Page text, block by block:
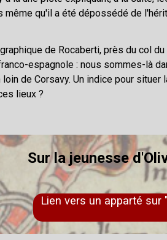
même qu'il a été dépossédé de
de Rocaberti, près du col du
espagnole : nous sommes-là
de Corsavy. Un indice pour situer
lieux ?
Sur la jeunesse
Lien vers un apparté